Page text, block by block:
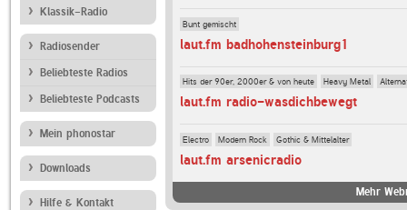
Klassik-Radio
Radiosender
Beliebteste Radios
Beliebteste Podcasts
Mein phonostar
Downloads
Hilfe & Kontakt
Bunt gemischt
laut.fm badhohensteinburg1
Hits der 90er, 2000er & von heute Heavy Metal
laut.fm radio-wasdichbewegt
Electro Modern Rock Gothic & Mittelalter
laut.fm arsenicradio
Mehr